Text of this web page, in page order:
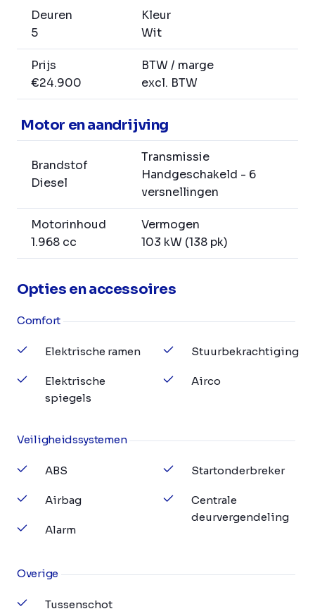
Deuren
5
Kleur
Wit
Prijs
€24.900
BTW / marge
excl. BTW
Motor en aandrijving
Brandstof
Diesel
Transmissie
Handgeschakeld - 6
versnellingen
Motorinhoud
1.968 cc
Vermogen
103 kW (138 pk)
Opties en accessoires
Comfort
Elektrische ramen
Elektrische
spiegels
Stuurbekrachtiging
Airco
Veiligheidssystemen
ABS
Airbag
Alarm
Startonderbreker
Centrale
deurvergendeling
Overige
Tussenschot